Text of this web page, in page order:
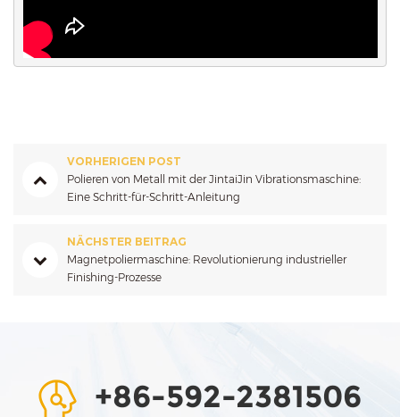
VORHERIGEN POST
Polieren von Metall mit der JintaiJin Vibrationsmaschine:
Eine Schritt-für-Schritt-Anleitung
NÄCHSTER BEITRAG
Magnetpoliermaschine: Revolutionierung industrieller
Finishing-Prozesse
+86-592-2381506